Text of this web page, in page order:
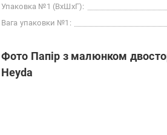
Упаковка №1 (ВхШхГ):
Вага упаковки №1:
Фото Папір з малюнком
Heyda